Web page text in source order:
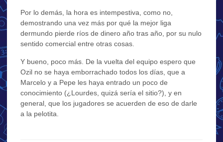
Por lo demás, la hora es intempestiva, como no,
demostrando una vez más por qué la mejor liga
dermundo pierde ríos de dinero año tras año, por su nulo
sentido comercial entre otras cosas.
Y bueno, poco más. De la vuelta del equipo espero que
Ozil no se haya emborrachado todos los días, que a
Marcelo y a Pepe les haya entrado un poco de
conocimiento (¿Lourdes, quizá sería el sitio?), y en
general, que los jugadores se acuerden de eso de darle
a la pelotita.